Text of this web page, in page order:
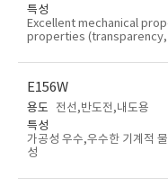
특성
Excellent mechanical
properties
E156W
용도
전선,반도전,내도용
특성
가공성 우수,우수한 기계적
성